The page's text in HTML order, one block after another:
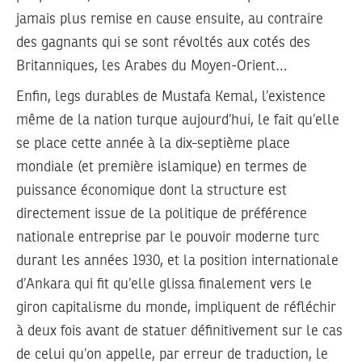
jamais plus remise en cause ensuite, au contraire
des gagnants qui se sont révoltés aux cotés des
Britanniques, les Arabes du Moyen-Orient…
Enfin, legs durables de Mustafa Kemal, l’existence
même de la nation turque aujourd’hui, le fait qu’elle
se place cette année à la dix-septième place
mondiale (et première islamique) en termes de
puissance économique dont la structure est
directement issue de la politique de préférence
nationale entreprise par le pouvoir moderne turc
durant les années 1930, et la position internationale
d’Ankara qui fit qu’elle glissa finalement vers le
giron capitalisme du monde, impliquent de réfléchir
à deux fois avant de statuer définitivement sur le cas
de celui qu’on appelle, par erreur de traduction, le